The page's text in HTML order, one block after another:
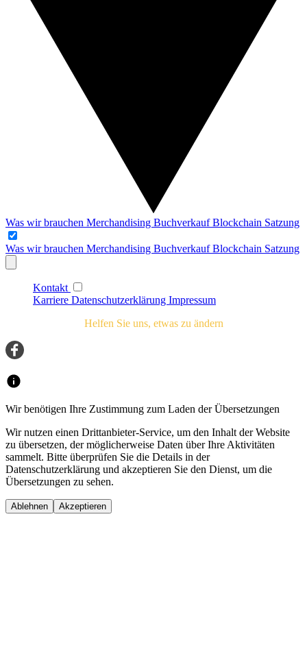
Was wir brauchen Merchandising BuchverkaufBlockchain Satzung
Was wir brauchen Merchandising BuchverkaufBlockchain Satzung
Kontakt
Karriere Datenschutzerklärung Impressum
Helfen Sie uns, etwas zu ändern
Wir benötigen Ihre Zustimmung zum Laden der Übersetzungen
Wir nutzen einen Drittanbieter-Service, um den Inhalt der Website
zu übersetzen, der möglicherweise Daten über Ihre Aktivitäten
sammelt. Bitte überprüfen Sie die Details in der
Datenschutzerklärung und akzeptieren Sie den Dienst, um die
Übersetzungen zu sehen.
Ablehnen Akzeptieren